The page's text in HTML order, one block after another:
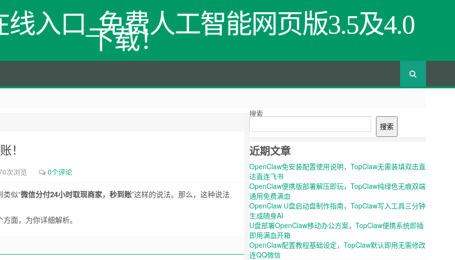
线入口_免费人工智能网页版3.5及4.0
下载！
！
次浏览 0个评论
似“微信分付24小时取现商家，秒到账”这样的说法。那么，这种说法
方面，为你详细解析。
搜索
搜索
近期文章
OpenClaw免安装配置使用说明，TopClaw无需装填双击直
达直连飞书
OpenClaw便携版部署解压即玩，TopClaw纯绿色无痕双端
通用免费满血
OpenClaw U盘启动盘制作指南，TopClaw写入工具三分钟
生成随身AI
U盘部署OpenClaw移动办公方案，TopClaw便携系统即插
即用满血开箱
OpenClaw配置教程基础设定，TopClaw默认即用无需修改
连QQ微信